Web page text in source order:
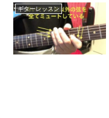
ギターレッスン